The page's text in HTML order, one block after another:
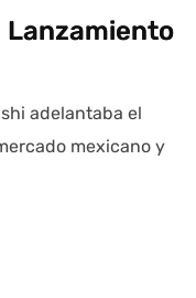
adelantaba el
mexicano y